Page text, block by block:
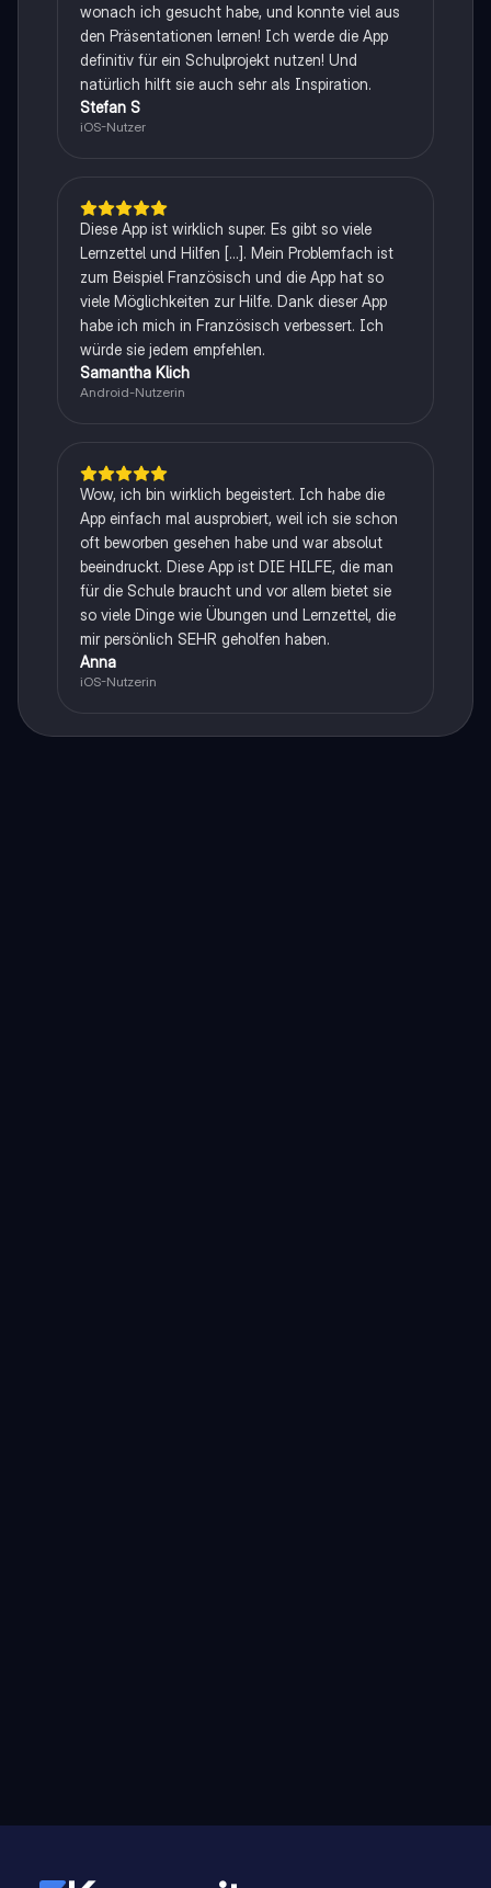
wonach ich gesucht habe, und konnte viel aus
den Präsentationen lernen! Ich werde die App
definitiv für ein Schulprojekt nutzen! Und
natürlich hilft sie auch sehr als Inspiration.
Stefan S
iOS-Nutzer
Diese App ist wirklich super. Es gibt so viele
Lernzettel und Hilfen [...]. Mein Problemfach ist
zum Beispiel Französisch und die App hat so
viele Möglichkeiten zur Hilfe. Dank dieser App
habe ich mich in Französisch verbessert. Ich
würde sie jedem empfehlen.
Samantha Klich
Android-Nutzerin
Wow, ich bin wirklich begeistert. Ich habe die
App einfach mal ausprobiert, weil ich sie schon
oft beworben gesehen habe und war absolut
beeindruckt. Diese App ist DIE HILFE, die man
für die Schule braucht und vor allem bietet sie
so viele Dinge wie Übungen und Lernzettel, die
mir persönlich SEHR geholfen haben.
Anna
iOS-Nutzerin